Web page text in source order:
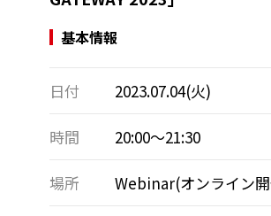
基本情報
日付 2023.07.04(火)
時間 20:00～21:30
場所 Webinar(オンライン